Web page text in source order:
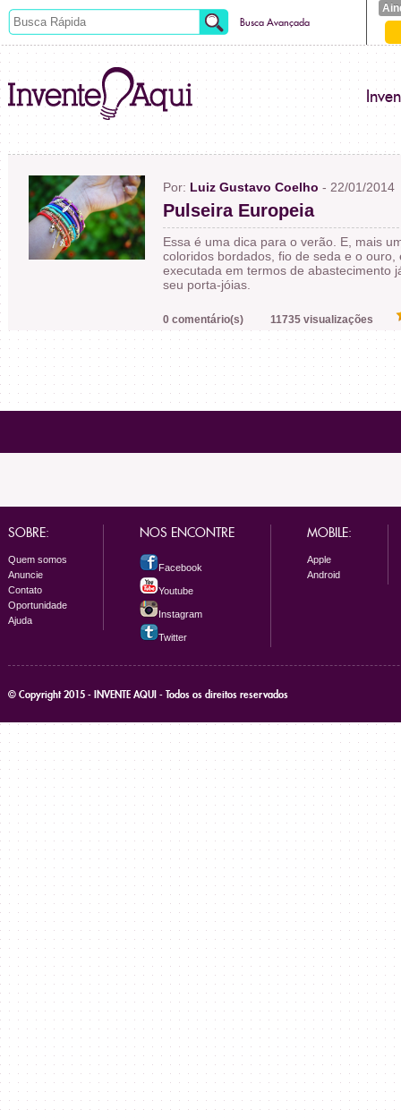
Busca Avançada
Por: Luiz Gustavo Coelho - 22/01/2014
Pulseira Europeia
Essa é uma dica para o verão. E, mais
coloridos bordados, fio de seda e o
executada em termos de abastecimento
seu porta-jóias.
0 comentário(s) 11735 visualizações
SOBRE:
Quem somos
Anuncie
Contato
Oportunidade
Ajuda
NOS ENCONTRE
Facebook
Youtube
Instagram
Twitter
MOBILE:
Apple
Android
© Copyright 2015 - INVENTE AQUI - Todos os direitos reservados